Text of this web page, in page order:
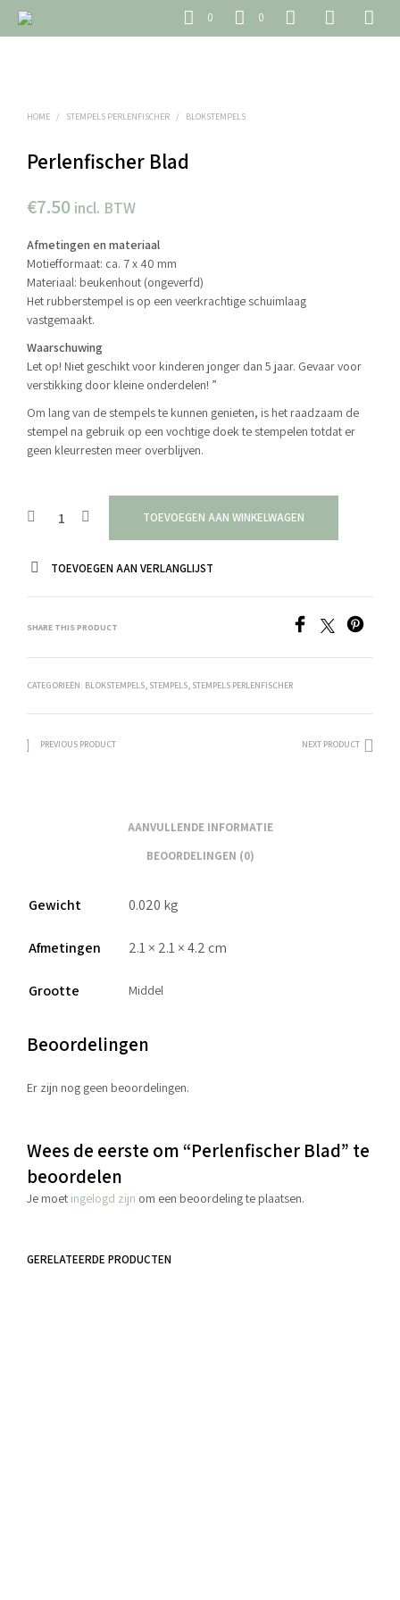
0 0
HOME / STEMPELS PERLENFISCHER / BLOKSTEMPELS
Perlenfischer Blad
€7.50 incl. BTW
Afmetingen en materiaal
Motiefformaat: ca. 7 x 40 mm
Materiaal: beukenhout (ongeverfd)
Het rubberstempel is op een veerkrachtige schuimlaag
vastgemaakt.
Waarschuwing
Let op! Niet geschikt voor kinderen jonger dan 5 jaar. Gevaar voor
verstikking door kleine onderdelen! ”
Om lang van de stempels te kunnen genieten, is het raadzaam de
stempel na gebruik op een vochtige doek te stempelen totdat er
geen kleurresten meer overblijven.
TOEVOEGEN AAN WINKELWAGEN
TOEVOEGEN AAN VERLANGLIJST
SHARE THIS PRODUCT
CATEGORIEËN: BLOKSTEMPELS, STEMPELS, STEMPELS PERLENFISCHER
PREVIOUS PRODUCT NEXT PRODUCT
AANVULLENDE INFORMATIE
BEOORDELINGEN (0)
Gewicht 0.020 kg
Afmetingen 2.1 × 2.1 × 4.2 cm
Grootte Middel
Beoordelingen
Er zijn nog geen beoordelingen.
Wees de eerste om “Perlenfischer Blad” te
beoordelen
Je moet ingelogd zijn om een beoordeling te plaatsen.
GERELATEERDE PRODUCTEN